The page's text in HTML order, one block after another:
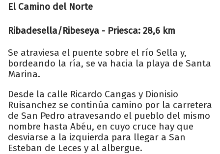
El Camino del Norte
Ribadesella/Ribeseya - Priesca: 28,6 km
Se atraviesa el puente sobre el río Sella y,
bordeando la ría, se va hacia la playa de Santa
Marina.
Desde la calle Ricardo Cangas y Dionisio
Ruisanchez se continúa camino por la carretera
de San Pedro atravesando el pueblo del mismo
nombre hasta Abéu, en cuyo cruce hay que
desviarse a la izquierda para llegar a San
Esteban de Leces y al albergue.